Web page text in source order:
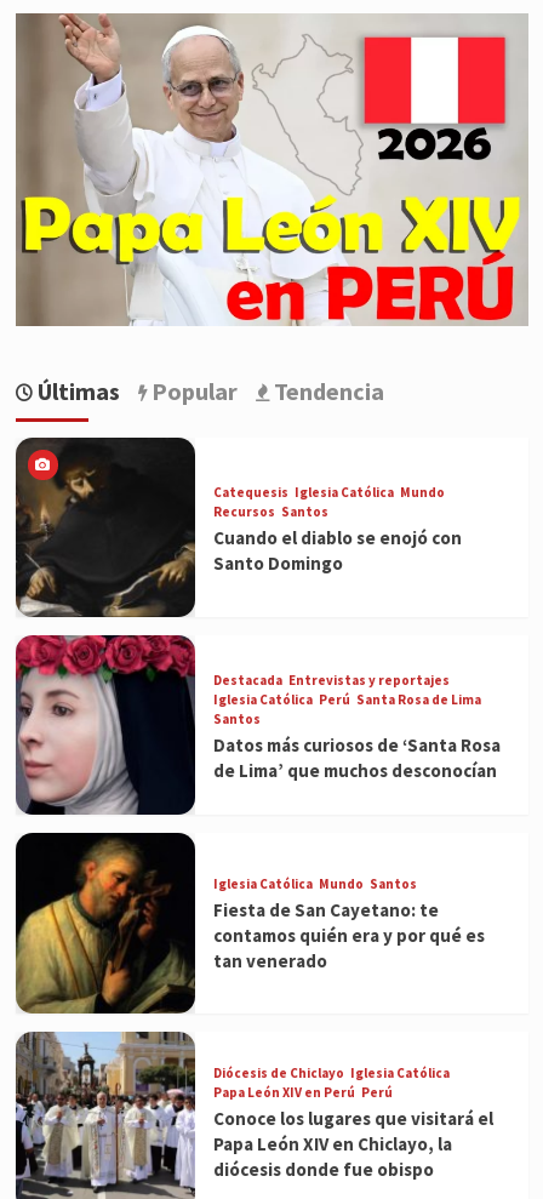
Últimas Popular Tendencia
Catequesis Iglesia Católica Mundo
Recursos Santos
Cuando el diablo se enojó con
Santo Domingo
Destacada Entrevistas y reportajes
Iglesia Católica Perú Santa Rosa de Lima
Santos
Datos más curiosos de ‘Santa Rosa
de Lima’ que muchos desconocían
Iglesia Católica Mundo Santos
Fiesta de San Cayetano: te
contamos quién era y por qué es
tan venerado
Diócesis de Chiclayo Iglesia Católica
Papa León XIV en Perú Perú
Conoce los lugares que visitará el
Papa León XIV en Chiclayo, la
diócesis donde fue obispo